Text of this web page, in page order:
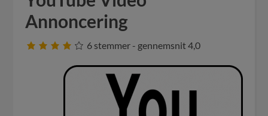
Annoncering
6 stemmer - gennemsnit4,0